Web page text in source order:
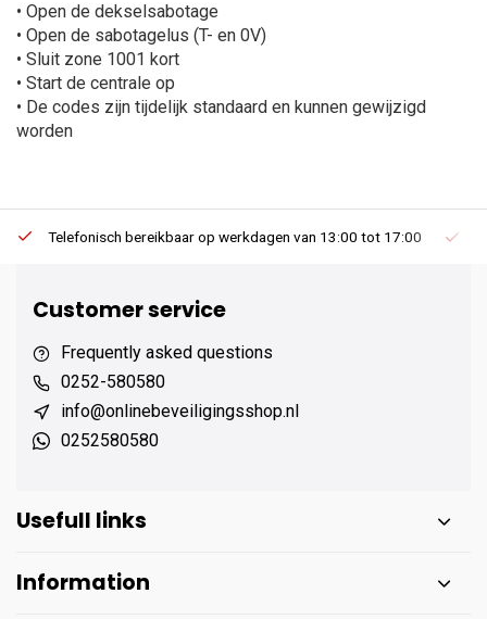
• Open de dekselsabotage
• Open de sabotagelus (T- en 0V)
• Sluit zone 1001 kort
• Start de centrale op
• De codes zijn tijdelijk standaard en kunnen gewijzigd
worden
Telefonisch bereikbaar op werkdagen van 13:00 tot 17:00
Customer service
Frequently asked questions
0252-580580
info@onlinebeveiligingsshop.nl
0252580580
Usefull links
Information